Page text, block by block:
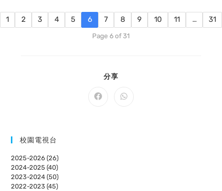
1 2 3 4 5 6 7 8 9 10 11 … 31
Page 6 of 31
分享
CONTENT
Opens
Opens
校園電視台
2025-2026 (26)
2024-2025 (40)
2023-2024 (50)
2022-2023 (45)